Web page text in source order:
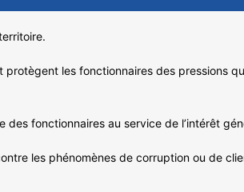
les fonctionnaires des pressions
des fonctionnaires au service de l’intérêt
les phénomènes de corruption ou de